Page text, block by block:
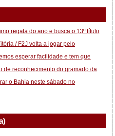
regata do ano e busca o 13º título
/ F2J volta a jogar pelo
esperar facilidade e tem que
de reconhecimento do gramado da
o Bahia neste sábado no